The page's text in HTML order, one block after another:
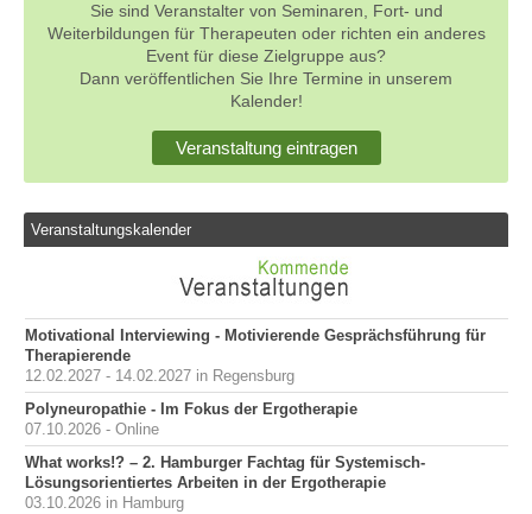
Sie sind Veranstalter von Seminaren, Fort- und
Weiterbildungen für Therapeuten oder richten ein anderes
Event für diese Zielgruppe aus?
Dann veröffentlichen Sie Ihre Termine in unserem
Kalender!
Veranstaltung eintragen
Veranstaltungskalender
Motivational Interviewing - Motivierende Gesprächsführung für
Therapierende
12.02.2027 - 14.02.2027 in Regensburg
Polyneuropathie - Im Fokus der Ergotherapie
07.10.2026 - Online
What works!? – 2. Hamburger Fachtag für Systemisch-
Lösungsorientiertes Arbeiten in der Ergotherapie
03.10.2026 in Hamburg